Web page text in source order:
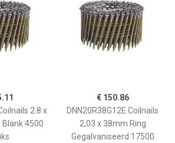
2.8 x
4500
€ 150.86
DNN20R38G12E Coilnails
2,03 x 38mm Ring
Gegalvaniseerd 17500